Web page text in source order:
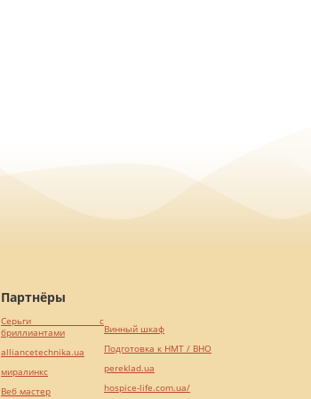
Партнёры
Серьги с
бриллиантами
alliancetechnika.ua
миралинкс
Веб мастер
Винный шкаф
Подготовка к НМТ / ВНО
pereklad.ua
hospice-life.com.ua/